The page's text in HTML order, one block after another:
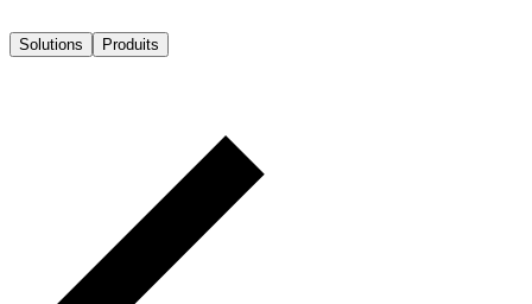
Solutions Produits